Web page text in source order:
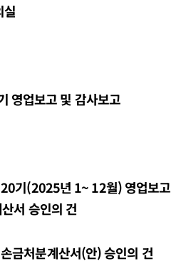
실
영업보고 및 감사보고
기(2025년 1~ 12월) 영업보고
서 승인의 건
금처분계산서(안) 승인의 건